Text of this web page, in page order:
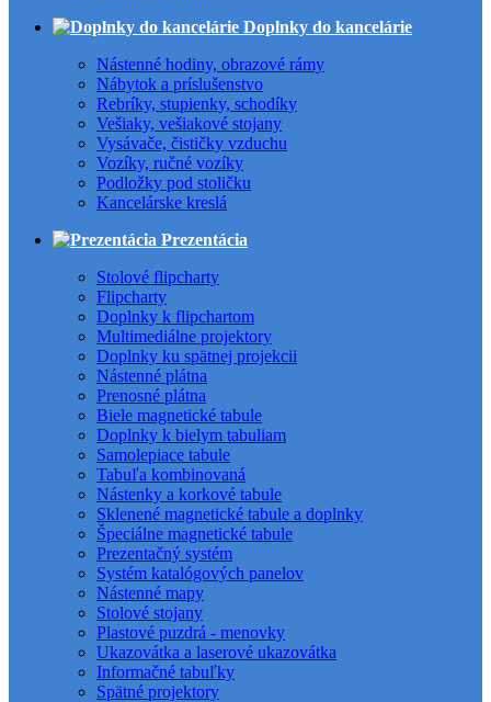
Doplnky do kancelárie
Nástenné hodiny, obrazové rámy
Nábytok a príslušenstvo
Rebríky, stupienky, schodíky
Vešiaky, vešiakové stojany
Vysávače, čističky vzduchu
Vozíky, ručné vozíky
Podložky pod stoličku
Kancelárske kreslá
Prezentácia
Stolové flipcharty
Flipcharty
Doplnky k flipchartom
Multimediálne projektory
Doplnky ku spätnej projekcii
Nástenné plátna
Prenosné plátna
Biele magnetické tabule
Doplnky k bielym tabuliam
Samolepiace tabule
Tabuľa kombinovaná
Nástenky a korkové tabule
Sklenené magnetické tabule a doplnky
Špeciálne magnetické tabule
Prezentačný systém
Systém katalógových panelov
Nástenné mapy
Stolové stojany
Plastové puzdrá - menovky
Ukazovátka a laserové ukazovátka
Informačné tabuľky
Spätné projektory